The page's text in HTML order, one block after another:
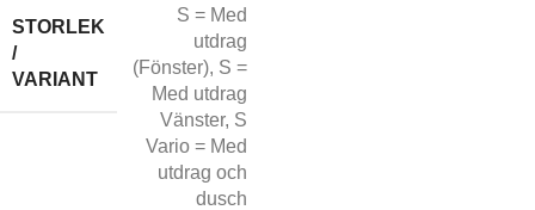
STORLEK
/
VARIANT
S = Med
utdrag
(Fönster), S =
Med utdrag
Vänster, S
Vario = Med
utdrag och
dusch